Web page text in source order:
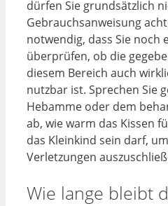
dürfen Sie grundsätzlich
Gebrauchsanweisung
notwendig, dass Sie noch
überprüfen, ob die
diesem Bereich auch
nutzbar ist. Sprechen Sie
Hebamme oder dem
ab, wie warm das Kissen
das Kleinkind sein darf,
Verletzungen
Wie lange bleibt